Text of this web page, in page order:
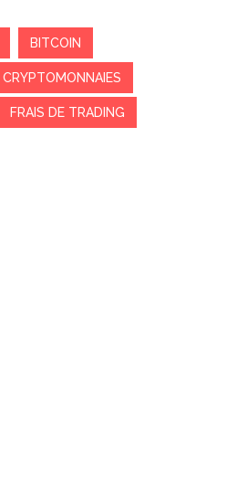
BITCOIN
CRYPTOMONNAIES
FRAIS DE TRADING